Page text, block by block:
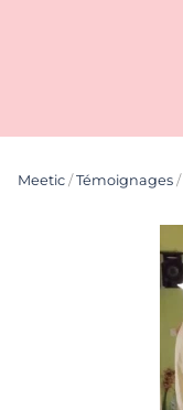
Meetic /Témoignages /